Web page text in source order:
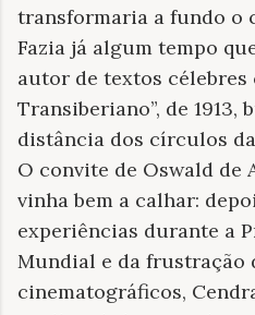
transformaria a fundo o
Fazia já algum tempo
autor de textos célebres
Transiberiano”, de 1913,
distância dos círculos
O convite de Oswald de
vinha bem a calhar:
experiências durante a
Mundial e da frustração
cinematográficos,